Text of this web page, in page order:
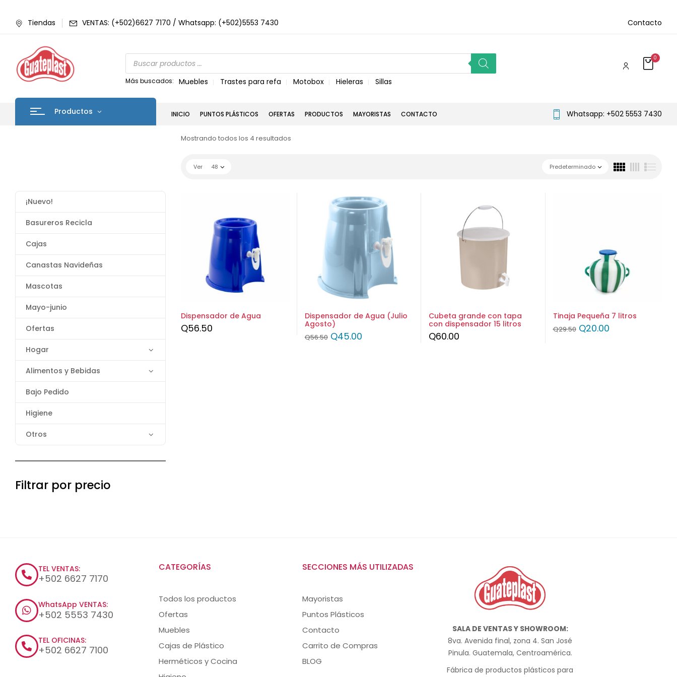
Tiendas VENTAS: (+502)6627 7170 / Whatsapp: (+502)5553 7430 Contacto
Más buscados: Muebles Trastes para refa Motobox Hieleras Sillas
0
Productos INICIO PUNTOS PLÁSTICOS OFERTAS PRODUCTOS MAYORISTAS CONTACTO Whatsapp: +502 5553 7430
¡Nuevo!
Basureros Recicla
Cajas
Canastas Navideñas
Mascotas
Mayo-junio
Ofertas
Hogar
Alimentos y Bebidas
Bajo Pedido
Higiene
Otros
Filtrar por precio
Mostrando todos los 4 resultados
Predeterminado
Ver 48
Dispensador de Agua
Q56.50
Dispensador de Agua (Julio
Agosto)
Q56.50 Q45.00
Cubeta grande con tapa
con dispensador 15 litros
Q60.00
Tinaja Pequeña 7 litros
Q29.50 Q20.00
TEL VENTAS:
+502 6627 7170
WhatsApp VENTAS:
+502 5553 7430
TEL OFICINAS:
+502 6627 7100
CATEGORÍAS
Todos los productos
Ofertas
Muebles
Cajas de Plástico
Herméticos y Cocina
SECCIONES MÁS UTILIZADAS
Mayoristas
Puntos Plásticos
Contacto
Carrito de Compras
BLOG
SALA DE VENTAS Y SHOWROOM:
8va. Avenida final, zona 4. San José
Pinula. Guatemala, Centroamérica.
Fábrica de productos plásticos para